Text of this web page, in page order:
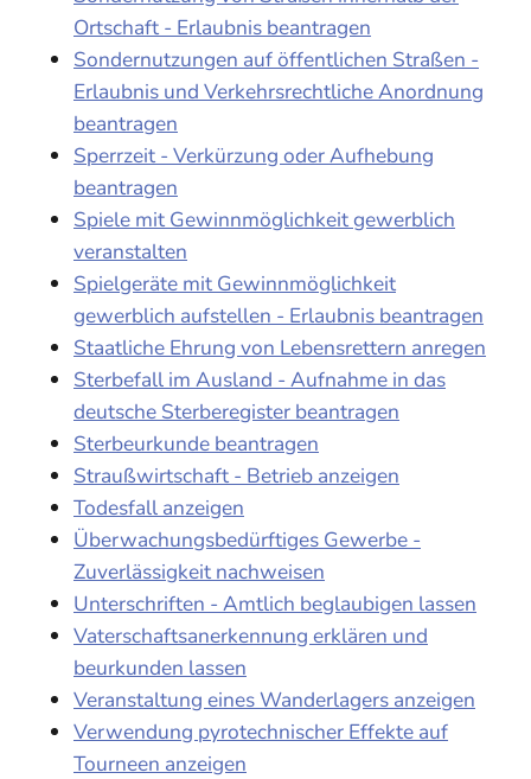
Ortschaft - Erlaubnis beantragen
Sondernutzungen auf öffentlichen Straßen -
Erlaubnis und Verkehrsrechtliche Anordnung
beantragen
Sperrzeit - Verkürzung oder Aufhebung
beantragen
Spiele mit Gewinnmöglichkeit gewerblich
veranstalten
Spielgeräte mit Gewinnmöglichkeit
gewerblich aufstellen - Erlaubnis beantragen
Staatliche Ehrung von Lebensrettern anregen
Sterbefall im Ausland - Aufnahme in das
deutsche Sterberegister beantragen
Sterbeurkunde beantragen
Straußwirtschaft - Betrieb anzeigen
Todesfall anzeigen
Überwachungsbedürftiges Gewerbe -
Zuverlässigkeit nachweisen
Unterschriften - Amtlich beglaubigen lassen
Vaterschaftsanerkennung erklären und
beurkunden lassen
Veranstaltung eines Wanderlagers anzeigen
Verwendung pyrotechnischer Effekte auf
Tourneen anzeigen